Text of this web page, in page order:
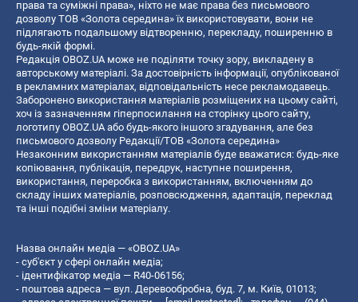
права та суміжні права», ніхто не має права без письмового
дозволу ТОВ «Золота середина» їх використовувати, вони не
підлягають подальшому відтворенню, перекладу, поширенню в
будь-якій формі.
Редакція OBOZ.UA може не поділяти точку зору, викладену в
авторському матеріалі. За достовірність інформації, опублікованої
в рекламних матеріалах, відповідальність несе рекламодавець.
Заборонено використання матеріалів розміщених на цьому сайті,
хоч із зазначенням гіперпосилання на сторінку цього сайту,
логотипу OBOZ.UA або будь-якого іншого згадування, але без
письмового дозволу Редакції/ТОВ «Золота середина»
Незаконним використанням матеріалів буде вважатися: будь-яке
копiювання, публiкацiя, передрук, наступне поширення,
використання, переробка з використанням, включенням до
складу інших матеріалів, розповсюдження, адаптація, переклад
та інші подібні зміни матеріалу.
Назва онлайн медіа — «OBOZ.UA»
- суб'єкт у сфері онлайн медіа;
- ідентифікатор медіа — R40-06156;
- поштова адреса — вул. Деревообробна, буд. 7, м. Київ, 01013;